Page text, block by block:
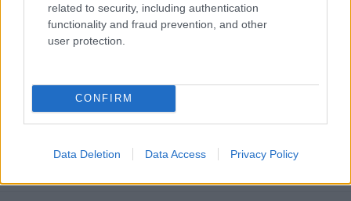
related to security, including authentication
functionality and fraud prevention, and other
user protection.
CONFIRM
Data Deletion Data Access Privacy Policy
BEAST IN BLACK - Klippremier: Sweet
True Lies